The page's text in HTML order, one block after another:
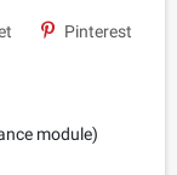
Pinterest
module)